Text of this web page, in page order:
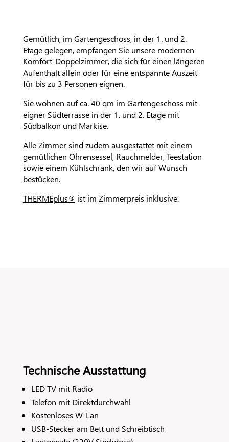
Gemütlich, im Gartengeschoss, in der 1. und 2.
Etage gelegen, empfangen Sie unsere modernen
Komfort-Doppelzimmer, die sich für einen längeren
Aufenthalt allein oder für eine entspannte Auszeit
für bis zu 3 Personen eignen.
Sie wohnen auf ca. 40 qm im Gartengeschoss mit
eigner Südterrasse in der 1. und 2. Etage mit
Südbalkon und Markise.
Alle Zimmer sind zudem ausgestattet mit einem
gemütlichen Ohrensessel, Rauchmelder, Teestation
sowie einem Kühlschrank, den wir auf Wunsch
bestücken.
THERMEplus® ist im Zimmerpreis inklusive.
Technische Ausstattung
LED TV mit Radio
Telefon mit Direktdurchwahl
Kostenloses W-Lan
USB-Stecker am Bett und Schreibtisch